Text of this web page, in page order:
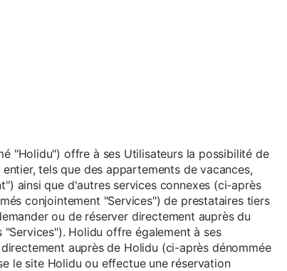
"Holidu") offre à ses Utilisateurs la possibilité de
tels que des appartements de vacances,
ainsi que d'autres services connexes (ci-après
conjointement "Services") de prestataires tiers
ou de réserver directement auprès du
Holidu offre également à ses
auprès de Holidu (ci-après dénommée
le site Holidu ou effectue une réservation